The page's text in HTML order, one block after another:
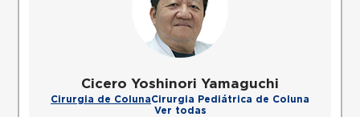
Cicero Yoshinori Yamaguchi
Cirurgia de ColunaCirurgia Pediátrica de Coluna
Ver todas